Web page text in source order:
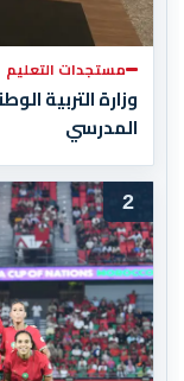
مستجدات التعليم
وزارة التربية
المدرسي
2